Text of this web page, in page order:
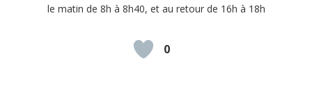
LINK
le matin de 8h à 8h40, et au retour de 16h à 18h
0